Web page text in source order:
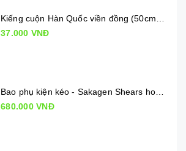
37.000 VNĐ
680.000 VNĐ